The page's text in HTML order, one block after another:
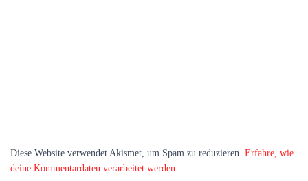
Diese Website verwendet Akismet, um Spam zu reduzieren. Erfahre, wie
deine Kommentardaten verarbeitet werden.